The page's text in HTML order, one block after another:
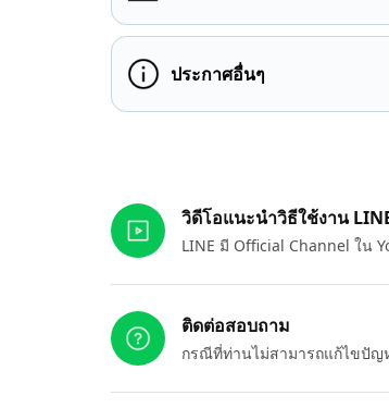
ประกาศอื่นๆ
วิดีโอแนะนำวิธีใช้งาน
LINE มี Official Channel ใน
ติดต่อสอบถาม
กรณีที่ท่านไม่สามารถแก้ไขปัญ